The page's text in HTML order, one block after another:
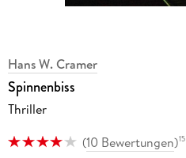
Hans W. Cramer
Spinnenbiss
Thriller
(10 Bewertungen)15